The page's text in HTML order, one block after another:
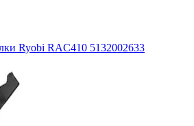
Ryobi RAC410 5132002633